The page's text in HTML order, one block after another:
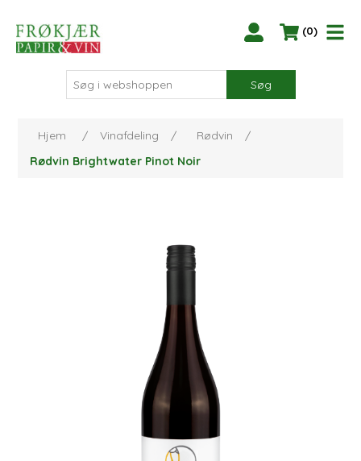
(0)
Søg
Hjem / Vinafdeling / Rødvin
/
Rødvin Brightwater Pinot Noir